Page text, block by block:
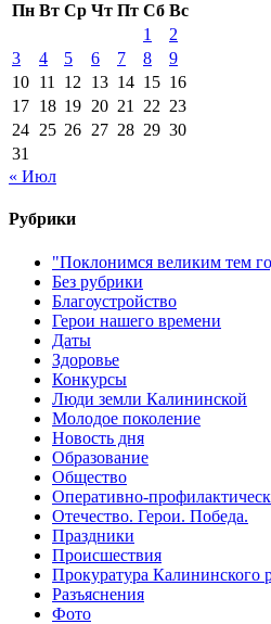
Пн Вт Ср Чт Пт Сб Вс
1
2
3
4 5 6 7 8
9
10 11 12 13 14 15 16
17 18 19 20 21 22 23
24 25 26 27 28 29 30
31
« Июл
Рубрики
"Поклонимся великим тем
Без рубрики
Благоустройство
Герои нашего времени
Даты
Здоровье
Конкурсы
Люди земли Калининской
Молодое поколение
Новость дня
Образование
Общество
Оперативно-
Отечество. Герои. Победа.
Праздники
Происшествия
Прокуратура Калининского
Разъяснения
Фото